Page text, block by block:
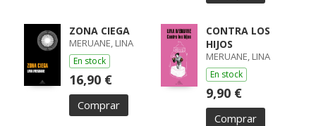
ZONA CIEGA
MERUANE, LINA
En stock
16,90 €
Comprar
CONTRA LOS
HIJOS
MERUANE, LINA
En stock
9,90 €
Comprar